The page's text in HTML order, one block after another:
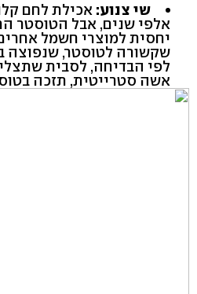
שי צנוע: אכילת לחם
אלפי שנים, אבל הטוסטר
יחסית למוצרי חשמל
שקשורה לטוסטר, שנפוצה
לפי הבדיחה, לסבית
אשה סטרייטית, תזכה